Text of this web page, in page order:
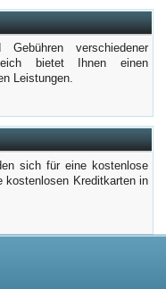
verschiedener
bietet Ihnen einen
Leistungen.
sich für eine kostenlose
kostenlosen Kreditkarten in